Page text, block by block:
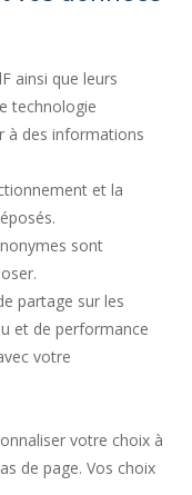
ainsi que leurs
technologie
à des informations
et la
sont
partage sur les
et de performance
votre
votre choix à
de page. Vos choix